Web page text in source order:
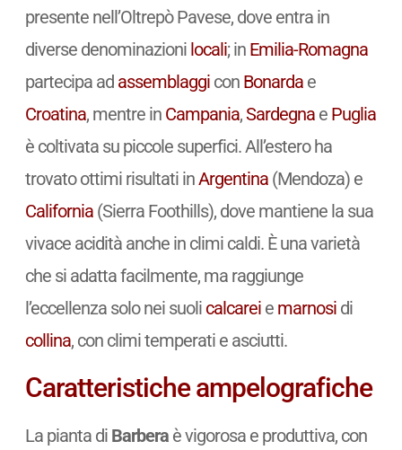
presente nell’Oltrepò Pavese, dove entra in
diverse denominazioni locali; in Emilia-Romagna
partecipa ad assemblaggicon Bonardae
Croatina, mentre in Campania,Sardegnae Puglia
è coltivata su piccole superfici. All’estero ha
trovato ottimi risultati inArgentina(Mendoza) e
California(Sierra Foothills), dove mantiene la sua
vivace acidità anche in climi caldi. È una varietà
che si adatta facilmente, ma raggiunge
l’eccellenza solo nei suoli calcareie marnosidi
collina, con climi temperati e asciutti.
Caratteristiche ampelografiche
La pianta di Barberaè vigorosa e produttiva, con